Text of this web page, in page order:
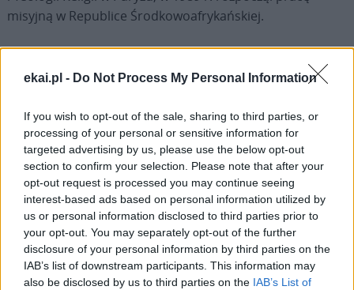
ekai.pl - Do Not Process My Personal Information
If you wish to opt-out of the sale, sharing to third parties, or
processing of your personal or sensitive information for
targeted advertising by us, please use the below opt-out
section to confirm your selection. Please note that after your
opt-out request is processed you may continue seeing
interest-based ads based on personal information utilized by
us or personal information disclosed to third parties prior to
your opt-out. You may separately opt-out of the further
disclosure of your personal information by third parties on the
IAB’s list of downstream participants. This information may
also be disclosed by us to third parties on the IAB’s List of
misyjną w Republice Środkowoafrykańskiej.
biskupem koadiutorem diecezji Kaga-Bandoro, a od roku
pełnił 9 lat. Zmarł w wieku 72 lat 31 marca 2024 r.
Drogi Czytelniku,
cieszymy się, że odwiedzasz nasz portal. Jesteśmy
tu dla Ciebie!
Każdego dnia publikujemy najważniejsze